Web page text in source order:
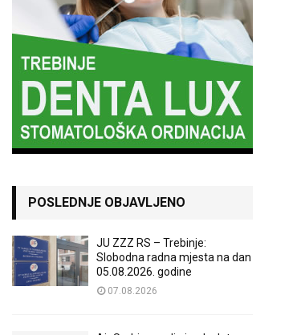
POSLEDNJE OBJAVLJENO
JU ZZZ RS – Trebinje:
Slobodna radna mjesta na dan
05.08.2026. godine
07.08.2026